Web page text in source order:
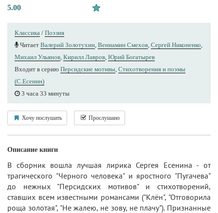
5.00
Классика / Поэзия
Читает Валерий Золотухин, Вениамин Смехов, Сергей Никоненко,
Михаил Ульянов, Кирилл Лавров, Юрий Богатырев
Входит в серию Персидские мотивы, Стихотворения и поэмы
(С.Есенин)
3 часа 33 минуты
Хочу послушать Прослушано
Описание книги
В сборник вошла лучшая лирика Сергея Есенина - от
трагического "Черного человека" и яростного "Пугачева"
до нежных "Персидских мотивов" и стихотворений,
ставших всем известными романсами ("Клён", "Отговорила
роща золотая", "Не жалею, не зову, не плачу"). Признанные